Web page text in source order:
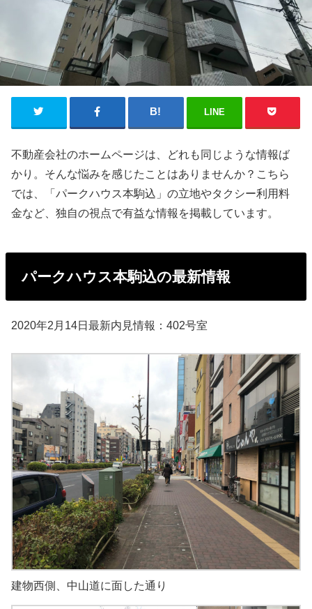
LINE
不動産会社のホームページは、どれも同じような情報ば
かり。そんな悩みを感じたことはありませんか？こちら
では、「パークハウス本駒込」の立地やタクシー利用料
金など、独自の視点で有益な情報を掲載しています。
パークハウス本駒込の最新情報
2020年2月14日最新内見情報：402号室
建物西側、中山道に面した通り